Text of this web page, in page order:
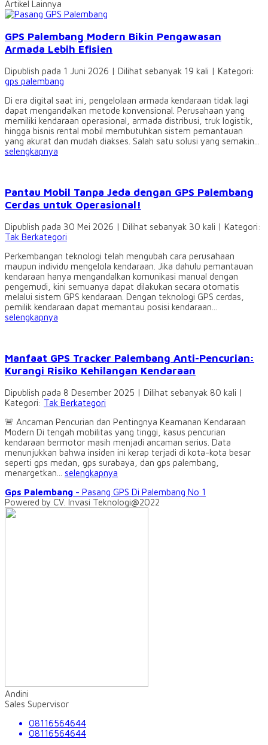
Artikel Lainnya
GPS Palembang Modern Bikin Pengawasan
Armada Lebih Efisien
Dipublish pada 1 Juni 2026 | Dilihat sebanyak 19 kali | Kategori:
gps palembang
Di era digital saat ini, pengelolaan armada kendaraan tidak lagi
dapat mengandalkan metode konvensional. Perusahaan yang
memiliki kendaraan operasional, armada distribusi, truk logistik,
hingga bisnis rental mobil membutuhkan sistem pemantauan
yang akurat dan mudah diakses. Salah satu solusi yang semakin...
selengkapnya
Pantau Mobil Tanpa Jeda dengan GPS Palembang
Cerdas untuk Operasional!
Dipublish pada 30 Mei 2026 | Dilihat sebanyak 30 kali | Kategori:
Tak Berkategori
Perkembangan teknologi telah mengubah cara perusahaan
maupun individu mengelola kendaraan. Jika dahulu pemantauan
kendaraan hanya mengandalkan komunikasi manual dengan
pengemudi, kini semuanya dapat dilakukan secara otomatis
melalui sistem GPS kendaraan. Dengan teknologi GPS cerdas,
pemilik kendaraan dapat memantau posisi kendaraan...
selengkapnya
Manfaat GPS Tracker Palembang Anti-Pencurian:
Kurangi Risiko Kehilangan Kendaraan
Dipublish pada 8 Desember 2025 | Dilihat sebanyak 80 kali |
Kategori: Tak Berkategori
🚨 Ancaman Pencurian dan Pentingnya Keamanan Kendaraan
Modern Di tengah mobilitas yang tinggi, kasus pencurian
kendaraan bermotor masih menjadi ancaman serius. Data
menunjukkan bahwa insiden ini kerap terjadi di kota-kota besar
seperti gps medan, gps surabaya, dan gps palembang,
menargetkan... selengkapnya
Gps Palembang - Pasang GPS Di Palembang No 1
Powered by CV. Invasi Teknologi@2022
Andini
Sales Supervisor
08116564644
08116564644